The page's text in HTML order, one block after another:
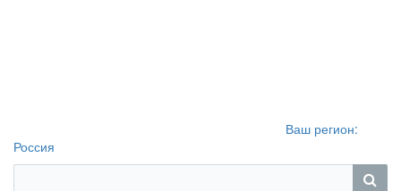
Ваш регион:
Россия